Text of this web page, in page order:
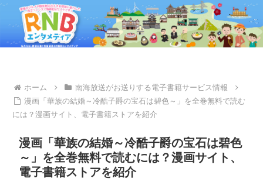
ホーム
南海放送がお送りする電子書籍サービス情報
漫画「華族の結婚～冷酷子爵の宝石は碧色～」を全巻無料で読む
には？漫画サイト、電子書籍ストアを紹介
漫画「華族の結婚～冷酷子爵の宝石は碧色
～」を全巻無料で読むには？漫画サイト、
電子書籍ストアを紹介